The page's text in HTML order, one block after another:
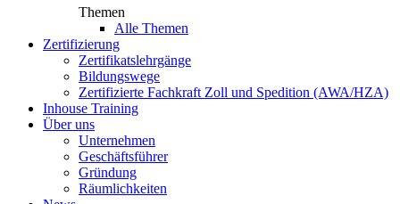
Themen
Alle Themen
Zertifizierung
Zertifikatslehrgänge
Bildungswege
Zertifizierte Fachkraft Zoll und Spedition (AWA/HZA)
Inhouse Training
Über uns
Unternehmen
Geschäftsführer
Gründung
Räumlichkeiten